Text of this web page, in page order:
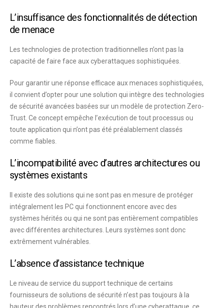
L’insuffisance des fonctionnalités de détection
de menace
Les technologies de protection traditionnelles n’ont pas la
capacité de faire face aux cyberattaques sophistiquées.
Pour garantir une réponse efficace aux menaces sophistiquées,
il convient d’opter pour une solution qui intègre des technologies
de sécurité avancées basées sur un modèle de protection Zero-
Trust. Ce concept empêche l’exécution de tout processus ou
toute application qui n’ont pas été préalablement classés
comme fiables.
L’incompatibilité avec d’autres architectures ou
systèmes existants
Il existe des solutions qui ne sont pas en mesure de protéger
intégralement les PC qui fonctionnent encore avec des
systèmes hérités ou qui ne sont pas entièrement compatibles
avec différentes architectures. Leurs systèmes sont donc
extrêmement vulnérables.
L’absence d’assistance technique
Le niveau de service du support technique de certains
fournisseurs de solutions de sécurité n’est pas toujours à la